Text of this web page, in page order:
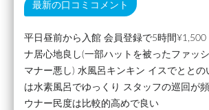
最新の口コミコメント
平日昼前から入館 会員登録で5時間¥1,500
ナ居心地良し(一部ハットを被ったファッ
マナー悪し) 水風呂キンキン イスでととの
は水素風呂でゆっくり スタッフの巡回が
ウナー民度は比較的高めで良い